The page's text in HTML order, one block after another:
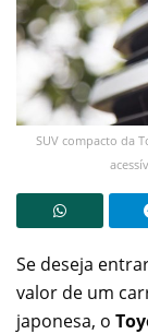
SUV compacto da
Se deseja
valor de um
japonesa, o